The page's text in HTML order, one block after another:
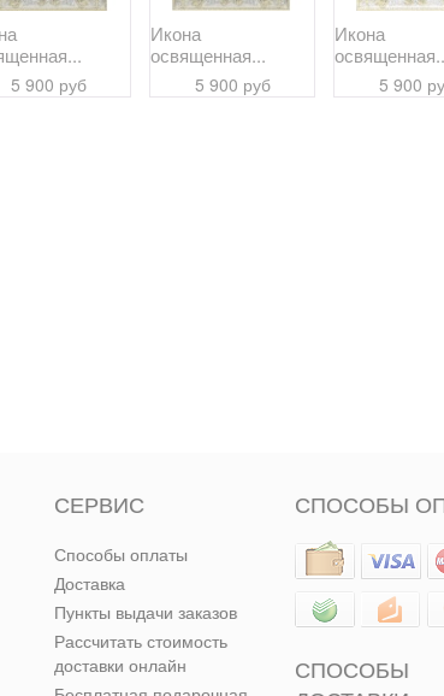
5 900 руб
Икона
освященная...
5 900 руб
Икона
5 900
СЕРВИС
Способы оплаты
Доставка
Пункты выдачи заказов
Рассчитать стоимость
доставки онлайн
СПОСОБЫ
СПОСОБЫ